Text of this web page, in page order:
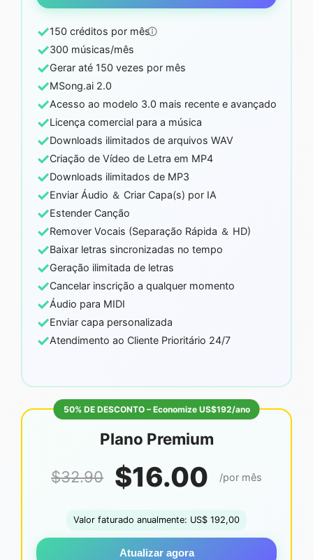
✓150 créditos por mês
✓300 músicas/mês
✓Gerar até 150 vezes por mês
✓MSong.ai 2.0
✓Acesso ao modelo 3.0 mais recente e avançado
✓Licença comercial para a música
✓Downloads ilimitados de arquivos WAV
✓Criação de Vídeo de Letra em MP4
✓Downloads ilimitados de MP3
✓Enviar Áudio ＆ Criar Capa(s) por IA
✓Estender Canção
✓Remover Vocais (Separação Rápida ＆ HD)
✓Baixar letras sincronizadas no tempo
✓Geração ilimitada de letras
✓Cancelar inscrição a qualquer momento
✓Áudio para MIDI
✓Enviar capa personalizada
✓Atendimento ao Cliente Prioritário 24/7
50% DE DESCONTO – Economize US$192/ano
Plano Premium
$32.90 $16.00 /por mês
Valor faturado anualmente: US$ 192,00
Atualizar agora